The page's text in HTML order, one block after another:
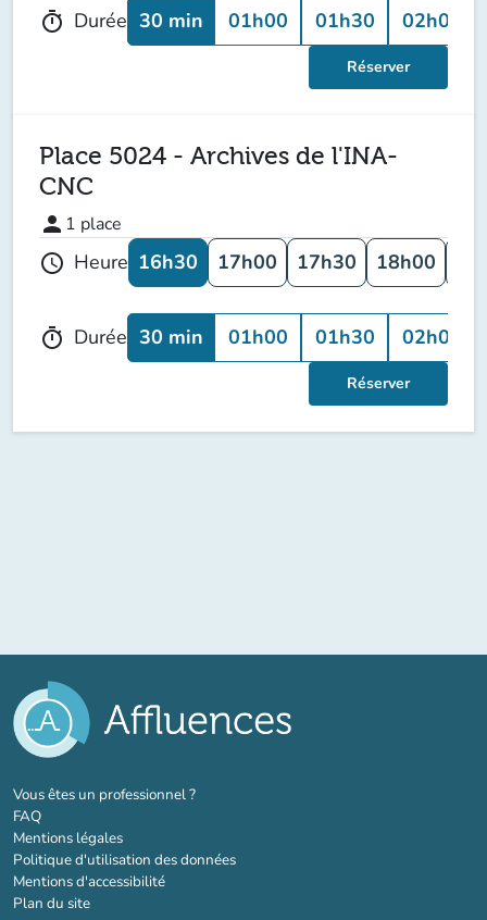
timer Durée 30 min 01h00 01h30 02h00
Réserver
Place 5024 - Archives de l'INA-
CNC
person 1 place
schedule Heure 16h30 17h00 17h30 18h00
timer Durée 30 min 01h00 01h30 02h00
Réserver
Vous êtes un professionnel ?(nouvel onglet)
FAQ
Mentions légales
Politique d'utilisation des données
Mentions d'accessibilité
Plan du site